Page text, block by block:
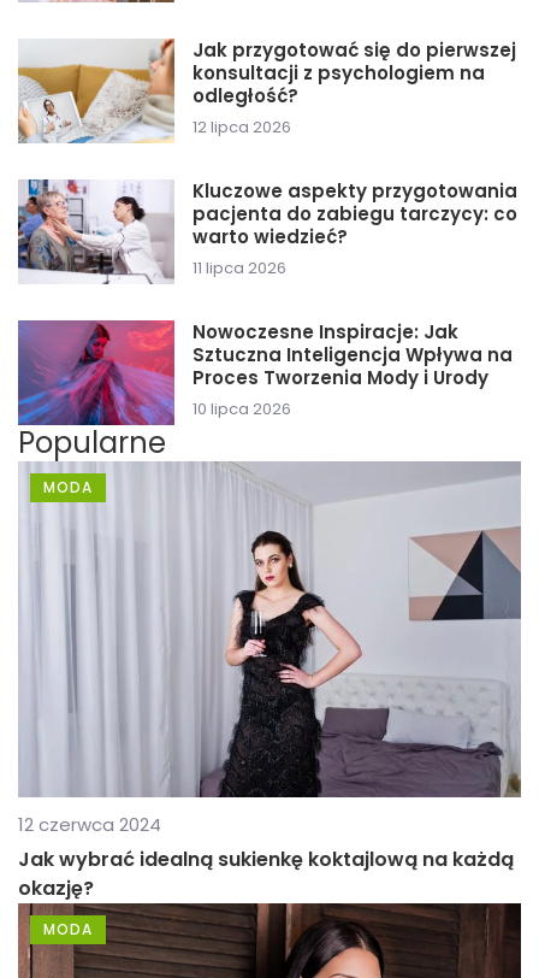
Jak przygotować się do pierwszej
konsultacji z psychologiem na
odległość?
12 lipca 2026
Kluczowe aspekty przygotowania
pacjenta do zabiegu tarczycy: co
warto wiedzieć?
11 lipca 2026
Nowoczesne Inspiracje: Jak
Sztuczna Inteligencja Wpływa na
Proces Tworzenia Mody i Urody
10 lipca 2026
Popularne
MODA
12 czerwca 2024
Jak wybrać idealną sukienkę koktajlową na każdą
okazję?
MODA